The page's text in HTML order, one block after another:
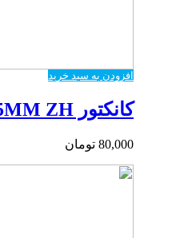
افزودن به سبد خرید
کانکتور 1.5MM ZH سیمدار 10 پین
80,000 تومان